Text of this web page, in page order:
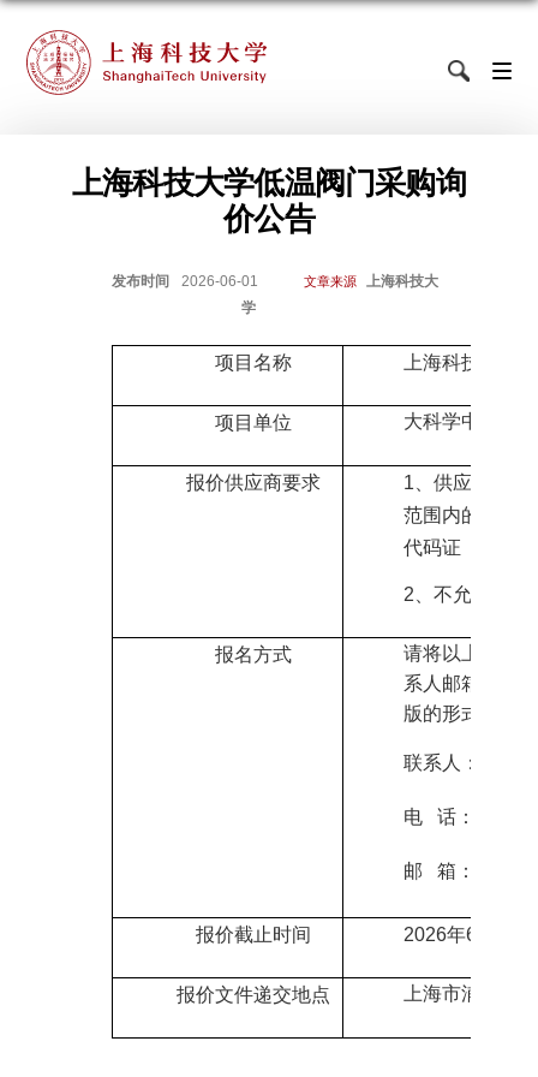
上海科技大学低温阀门采购询
价公告
发布时间 2026-06-01 文章来源
上海科技大
学
项目名称 上海科技大学
项目单位 大科学中心
报价供应商要求 1 、供应商须
范围内的企业
代码证（三证
2、 不允许联合
报名方式
请将以上所需
系人邮箱领取
版的形式回复
联系人 ：邓老师
电 话：
邮 箱：
报价截止时间 2026年6月5日
报价文件递交地点 上海市浦东新